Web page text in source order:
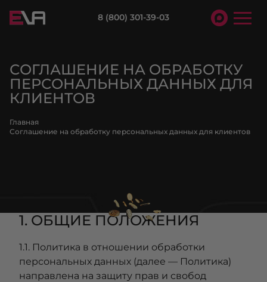
8 (800) 301-39-03
СОГЛАШЕНИЕ НА ОБРАБОТКУ
ПЕРСОНАЛЬНЫХ ДАННЫХ ДЛЯ
КЛИЕНТОВ
Главная
Соглашение на обработку персональных данных для клиентов
1. ОБЩИЕ ПОЛОЖЕНИЯ
1.1. Политика в отношении обработки
персональных данных (далее — Политика)
направлена на защиту прав и свобод